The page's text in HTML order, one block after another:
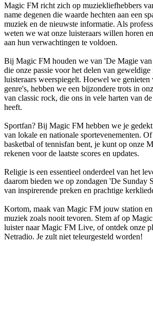
Magic FM richt zich op muziekliefhebbers
name degenen die waarde hechten aan een
muziek en de nieuwste informatie. Als
weten we wat onze luisteraars willen horen
aan hun verwachtingen te voldoen.
Bij Magic FM houden we van 'De Magie
die onze passie voor het delen van geweldige
luisteraars weerspiegelt. Hoewel we genieten
genre's, hebben we een bijzondere trots in
van classic rock, die ons in vele harten van
heeft.
Sportfan? Bij Magic FM hebben we je
van lokale en nationale sportevenementen.
basketbal of tennisfan bent, je kunt op onze
rekenen voor de laatste scores en updates.
Religie is een essentieel onderdeel van het
daarom bieden we op zondagen 'De Sunday
van inspirerende preken en prachtige
Kortom, maak van Magic FM jouw station en
muziek zoals nooit tevoren. Stem af op
luister naar Magic FM Live, of ontdek onze
Netradio. Je zult niet teleurgesteld worden!